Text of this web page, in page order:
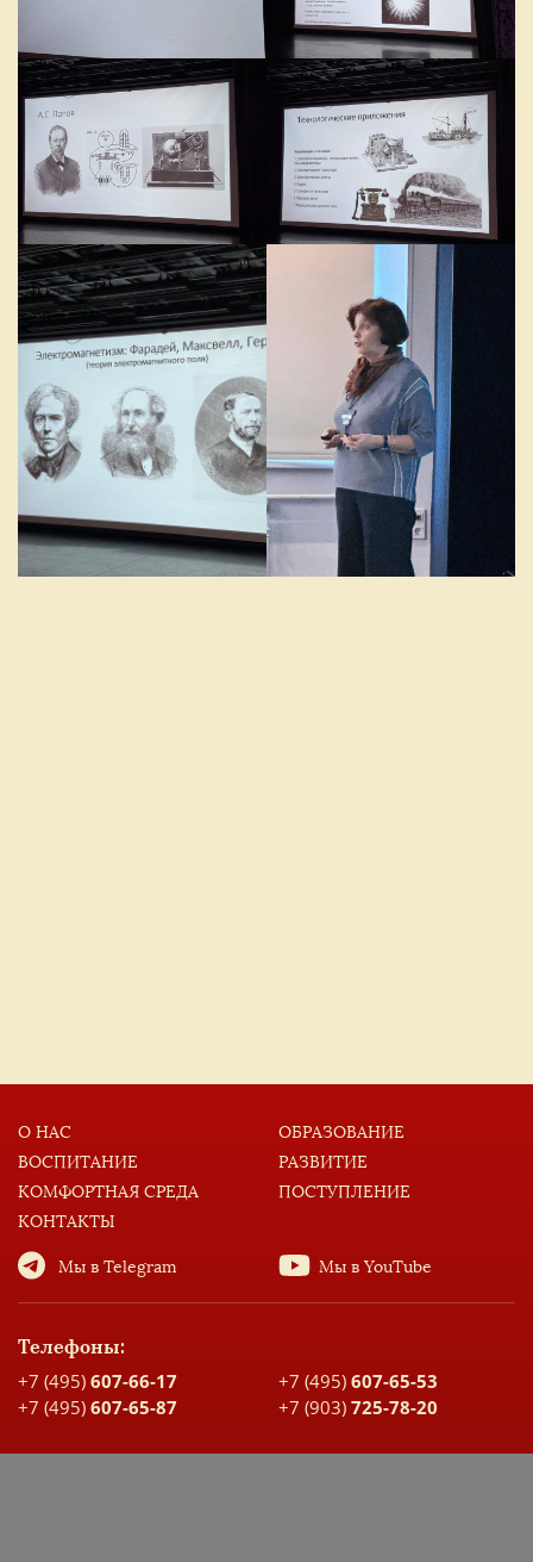
О НАС
ОБРАЗОВАНИЕ
ВОСПИТАНИЕ
РАЗВИТИЕ
КОМФОРТНАЯ СРЕДА
ПОСТУПЛЕНИЕ
КОНТАКТЫ
Мы в Telegram Мы в YouTube
Телефоны:
+7 (495) 607-66-17 +7 (495) 607-65-53
+7 (495) 607-65-87 +7 (903) 725-78-20